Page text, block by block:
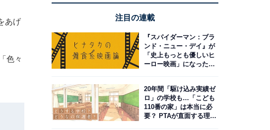
あげ
色々
注目の連載
『スパイダーマン：ブラ
ンド・ニュー・デイ』が
「史上もっとも優しいヒ
ーロー映画」になった理
20年間「駆け込み実績ゼ
ロ」の学校も…「こども
110番の家」は本当に必
要？ PTAが直面する理想